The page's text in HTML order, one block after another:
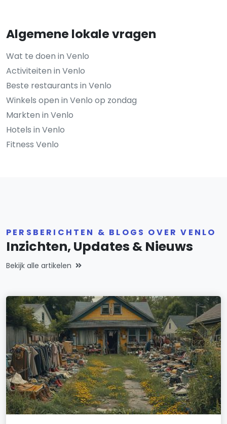
Algemene lokale vragen
Wat te doen in Venlo
Activiteiten in Venlo
Beste restaurants in Venlo
Winkels open in Venlo op zondag
Markten in Venlo
Hotels in Venlo
Fitness Venlo
PERSBERICHTEN & BLOGS OVER VENLO
Inzichten, Updates & Nieuws
Bekijk alle artikelen